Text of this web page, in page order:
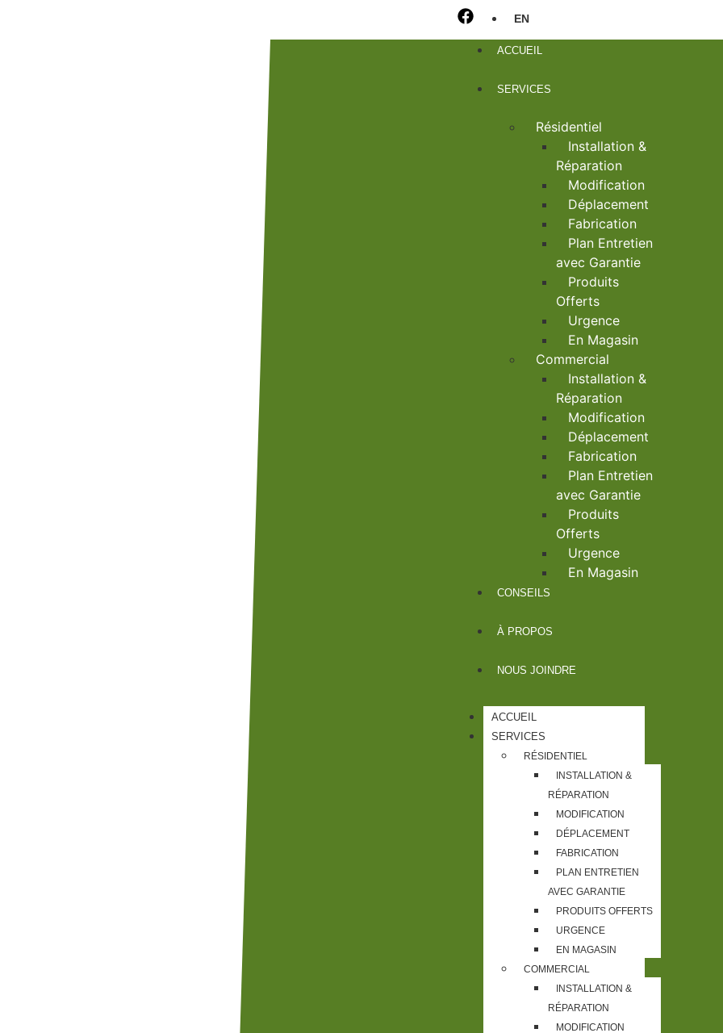
ACCUEIL
SERVICES
Résidentiel
Installation &
Réparation
Modification
Déplacement
Fabrication
Plan Entretien
avec Garantie
Produits
Offerts
Urgence
En Magasin
Commercial
Installation &
Réparation
Modification
Déplacement
Fabrication
Plan Entretien
avec Garantie
Produits
Offerts
Urgence
En Magasin
CONSEILS
À PROPOS
NOUS JOINDRE
ACCUEIL
SERVICES
RÉSIDENTIEL
INSTALLATION &
RÉPARATION
MODIFICATION
DÉPLACEMENT
FABRICATION
PLAN ENTRETIEN
AVEC GARANTIE
PRODUITS OFFERTS
URGENCE
EN MAGASIN
COMMERCIAL
INSTALLATION &
RÉPARATION
MODIFICATION
EN